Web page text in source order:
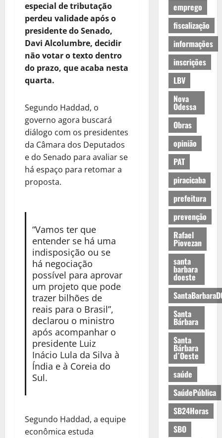
especial de tributação
perdeu validade após o
presidente do Senado,
Davi Alcolumbre, decidir
não votar o texto dentro
do prazo, que acaba nesta
quarta.
Segundo Haddad, o
governo agora buscará
diálogo com os presidentes
da Câmara dos Deputados
e do Senado para avaliar se
há espaço para retomar a
proposta.
“Vamos ter que
entender se há uma
indisposição ou se
há negociação
possível para aprovar
um projeto que pode
trazer bilhões de
reais para o Brasil”,
declarou o ministro
após acompanhar o
presidente Luiz
Inácio Lula da Silva à
Índia e à Coreia do
Sul.
Segundo Haddad, a equipe
econômica estuda
emprego
fiscalização
informações
inscrições
LBV
Nova
Odessa
Obras
opinião
PAT
piracicaba
prefeitura
prevenção
Rafael
Piovezan
santa
barbara
doeste
Santa
Bárbara
Santa
Bárbara
d´Oeste
saúde
SaúdePública
SB24Horas
SBO